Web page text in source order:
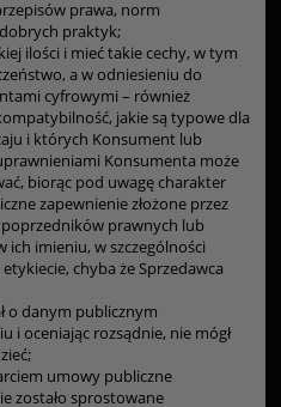
prawa, norm
praktyk;
ilości i mieć takie cechy, w tym
a w odniesieniu do
cyfrowymi – również
jakie są typowe dla
i których Konsument lub
Konsumenta może
biorąc pod uwagę charakter
zapewnienie złożone przez
poprzedników prawnych lub
ich imieniu, w szczególności
chyba że Sprzedawca
o danym publicznym
i oceniając rozsądnie, nie mógł
umowy publiczne
zostało sprostowane